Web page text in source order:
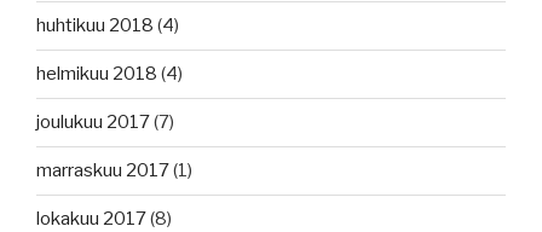
huhtikuu 2018 (4)
helmikuu 2018 (4)
joulukuu 2017(7)
marraskuu 2017(1)
lokakuu 2017(8)